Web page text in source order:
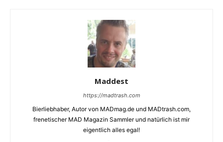
Maddest
https://madtrash.com
Bierliebhaber, Autor von MADmag.de und MADtrash.com,
frenetischer MAD Magazin Sammler und natürlich ist mir
eigentlich alles egal!